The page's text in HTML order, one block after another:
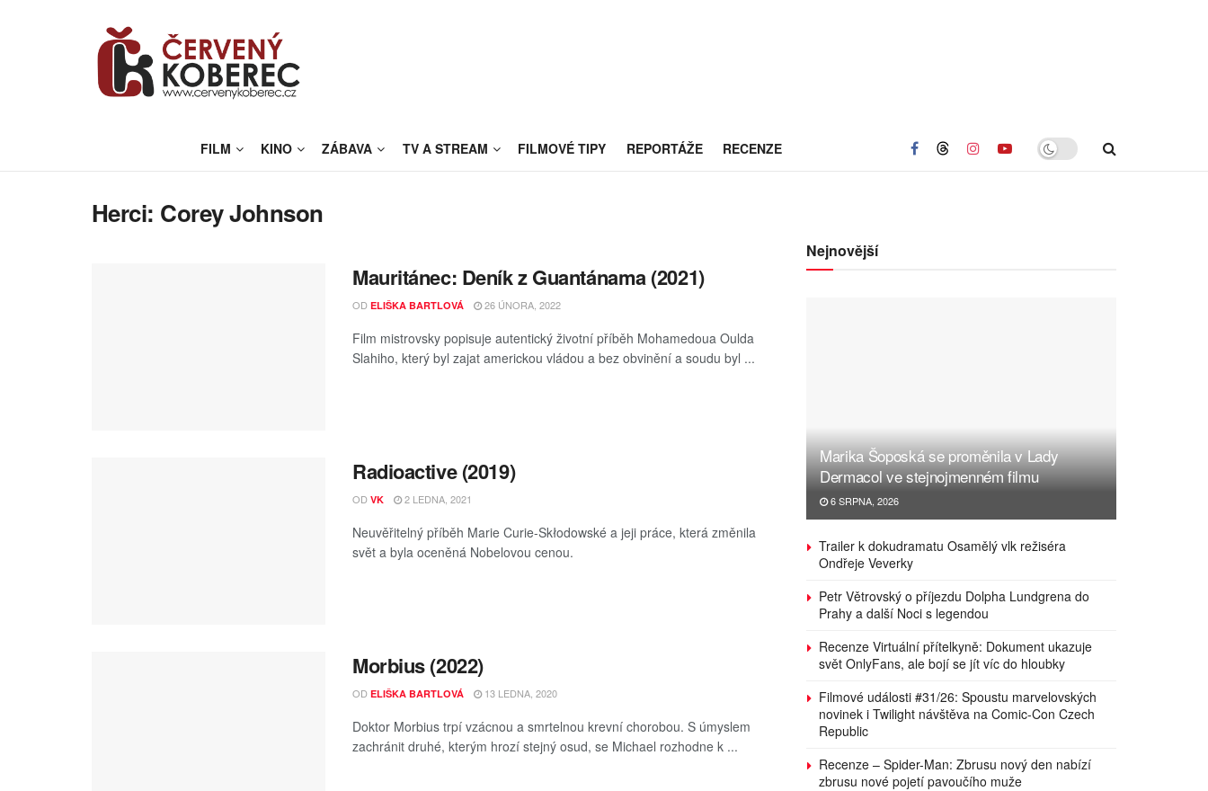
FILM KINO ZÁBAVA TV A STREAM FILMOVÉ TIPY REPORTÁŽE RECENZE
Herci: Corey Johnson
Mauritánec: Deník z Guantánama (2021)
OD ELIŠKA BARTLOVÁ 26 ÚNORA, 2022
Film mistrovsky popisuje autentický životní příběh Mohamedoua Oulda
Slahiho, který byl zajat americkou vládou a bez obvinění a soudu byl ...
Radioactive (2019)
OD VK 2 LEDNA, 2021
Neuvěřitelný příběh Marie Curie-Skłodowské a jeji práce, která změnila
svět a byla oceněná Nobelovou cenou.
Morbius (2022)
OD ELIŠKA BARTLOVÁ 13 LEDNA, 2020
Doktor Morbius trpí vzácnou a smrtelnou krevní chorobou. S úmyslem
zachránit druhé, kterým hrozí stejný osud, se Michael rozhodne k ...
Nejnovější
Marika Šoposká se proměnila v Lady
Dermacol ve stejnojmenném filmu
6 SRPNA, 2026
Trailer k dokudramatu Osamělý vlk režiséra
Ondřeje Veverky
Petr Větrovský o příjezdu Dolpha Lundgrena do
Prahy a další Noci s legendou
Recenze Virtuální přítelkyně: Dokument ukazuje
svět OnlyFans, ale bojí se jít víc do hloubky
Filmové události #31/26: Spoustu marvelovských
novinek i Twilight návštěva na Comic-Con Czech
Republic
Recenze – Spider-Man: Zbrusu nový den nabízí
zbrusu nové pojetí pavoučího muže